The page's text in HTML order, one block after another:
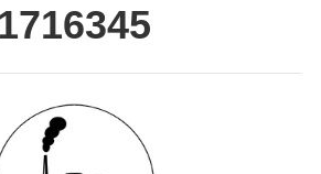
1716345